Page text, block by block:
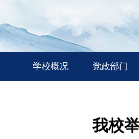
学校概况 党政部门
我校